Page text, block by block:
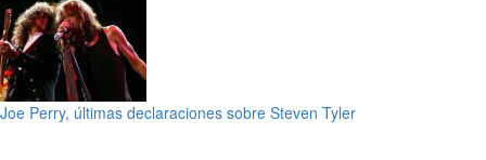
Joe Perry, últimas declaraciones sobre Steven Tyler